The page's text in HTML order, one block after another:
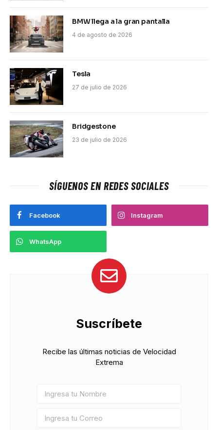
BMW llega a la gran pantalla
4 de agosto de 2026
Tesla
27 de julio de 2026
Bridgestone
23 de julio de 2026
SÍGUENOS EN REDES SOCIALES
Facebook Instagram
WhatsApp
Suscríbete
Recibe las últimas noticias de Velocidad
Extrema